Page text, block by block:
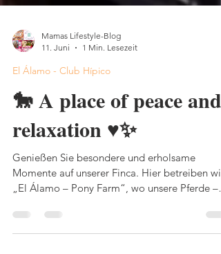
Mamas Lifestyle-Blog
11. Juni
1 Min. Lesezeit
El Álamo - Club Hípico
🐎 A place of peace and
relaxation ♥️✨
Genießen Sie besondere und erholsame
Momente auf unserer Finca. Hier betreiben wir